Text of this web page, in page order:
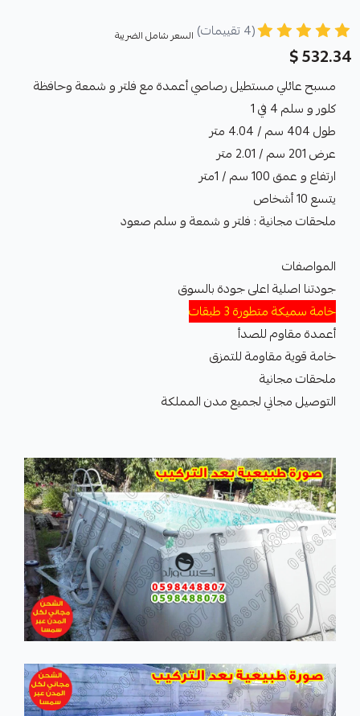
(4 تقييمات) السعر شامل الضريبة
532.34 $
مسبح عائلي مستطيل رصاصي أعمدة مع فلتر و شمعة وحافظة
كلور و سلم 4 في 1
طول 404 سم / 4.04 متر
عرض 201 سم / 2.01 متر
ارتفاع و عمق 100 سم / 1متر
يتسع 10 أشخاص
ملحقات مجانية : فلتر و شمعة و سلم صعود
المواصفات
جودتنا اصلية اعلى جودة بالسوق
خامة سميكة متطورة 3 طبقات
أعمدة مقاوم للصدأ
خامة قوية مقاومة للتمزق
ملحقات مجانية
التوصيل مجاني لجميع مدن المملكة